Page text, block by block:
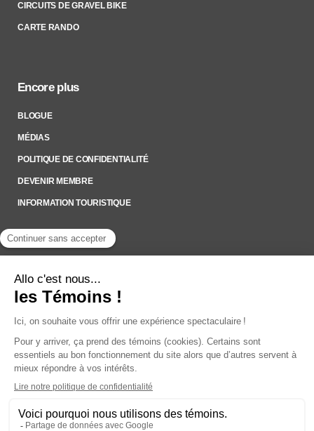
CIRCUITS DE GRAVEL BIKE
CARTE RANDO
Encore plus
BLOGUE
MÉDIAS
POLITIQUE DE CONFIDENTIALITÉ
DEVENIR MEMBRE
INFORMATION TOURISTIQUE
Pour rester à l’affût des nouveautés !